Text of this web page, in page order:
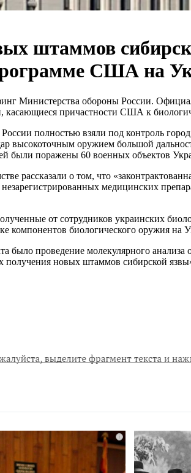
штаммов
США на
Министерства обороны России.
касающиеся причастности США к
полностью взяли под контроль
высокоточным оружием большой
были поражены 60 военных объектов
рассказали о том, что
медицинских
от сотрудников украинских
компонентов биологического оружия на
было проведение молекулярного
получения новых штаммов сибирской
i